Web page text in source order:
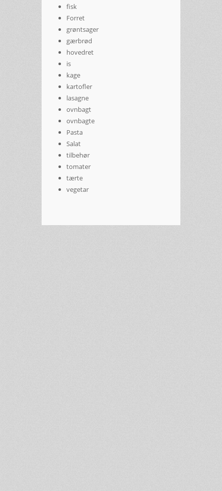
fisk
Forret
grøntsager
gærbrød
hovedret
is
kage
kartofler
lasagne
ovnbagt
ovnbagte
Pasta
Salat
tilbehør
tomater
tærte
vegetar